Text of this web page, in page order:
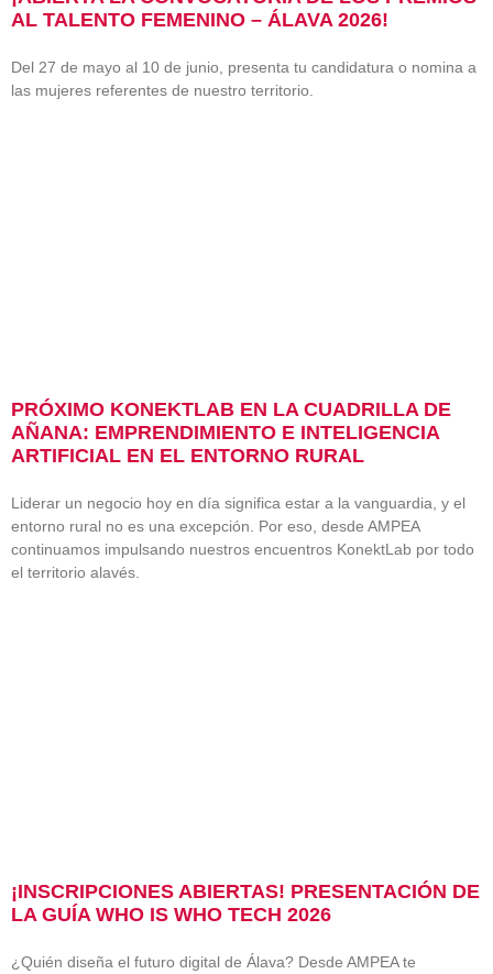
AL TALENTO FEMENINO – ÁLAVA 2026!
Del 27 de mayo al 10 de junio, presenta tu candidatura o nomina a
las mujeres referentes de nuestro territorio.
PRÓXIMO KONEKTLAB EN LA CUADRILLA DE
AÑANA: EMPRENDIMIENTO E INTELIGENCIA
ARTIFICIAL EN EL ENTORNO RURAL
Liderar un negocio hoy en día significa estar a la vanguardia, y el
entorno rural no es una excepción. Por eso, desde AMPEA
continuamos impulsando nuestros encuentros KonektLab por todo
el territorio alavés.
¡INSCRIPCIONES ABIERTAS! PRESENTACIÓN DE
LA GUÍA WHO IS WHO TECH 2026
¿Quién diseña el futuro digital de Álava? Desde AMPEA te